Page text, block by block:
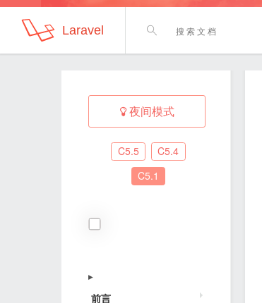
Laravel
夜间模式
C5.5
C5.4
C5.1
▶
前言